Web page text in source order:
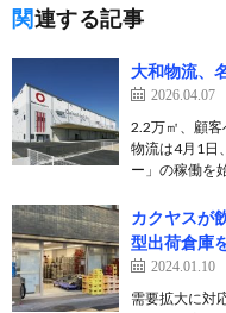
関連する記事
大和物流、
2026.04.07
2.2万㎡、顧
物流は4月1日
ー」の稼働を
カクヤスが
型出荷倉庫
2024.01.10
需要拡大に対